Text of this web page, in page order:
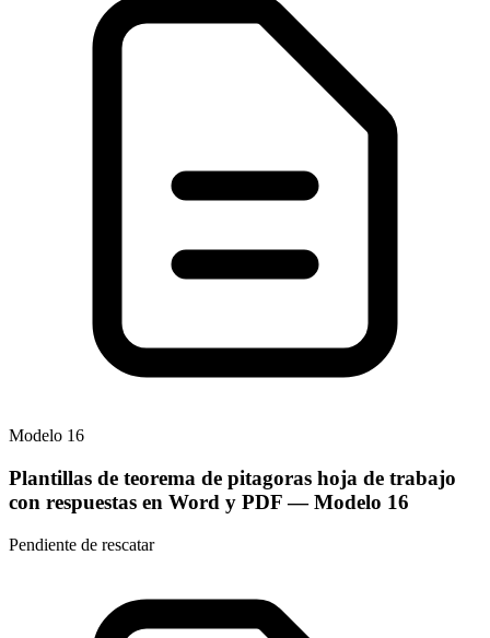
Modelo 16
Plantillas de teorema de pitagoras hoja de trabajo
con respuestas en Word y PDF— Modelo 16
Pendiente de rescatar